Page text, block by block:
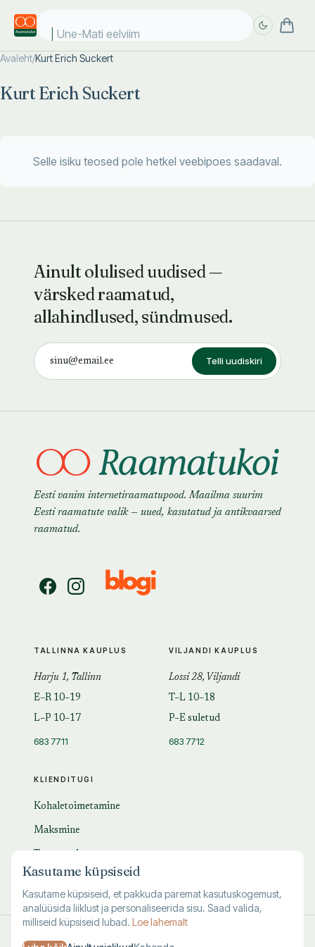
Une-Mati eelviima
Avaleht/Kurt Erich Suckert
Kurt Erich Suckert
Selle isiku teosed pole hetkel veebipoes saadaval.
Ainult olulised uudised —
värsked raamatud,
allahindlused, sündmused.
Telli uudiskiri
Eesti vanim internetiraamatupood. Maailma suurim
Eesti raamatute valik — uued, kasutatud ja antikvaarsed
raamatud.
KLIENDITUGI
Kohaletoimetamine
Maksmine
KKK
TALLINNA KAUPLUS
Harju 1, Tallinn
E–R 10–19
L–P 10–17
683 7711
VILJANDI KAUPLUS
Lossi 28, Viljandi
T–L 10–18
P–E suletud
683 7712
Kasutame küpsiseid
Kasutame küpsiseid, et pakkuda paremat kasutuskogemust,
analüüsida liiklust ja personaliseerida sisu. Saad valida,
milliseid küpsiseid lubad. Loe lahemalt